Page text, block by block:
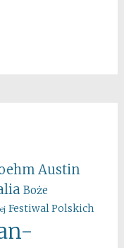
Austin
Boże
Festiwal Polskich